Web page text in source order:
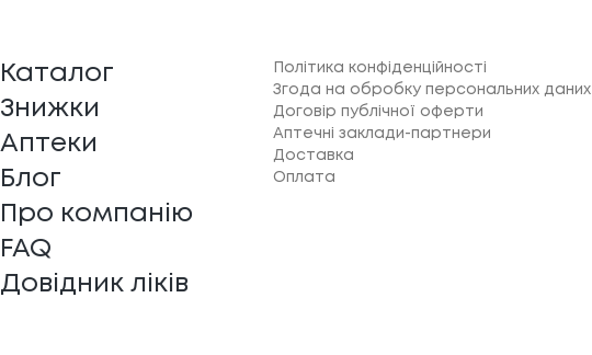
Каталог
Знижки
Аптеки
Блог
Про компанію
FAQ
Довідник ліків
Політика конфіденційності
Згода на обробку персональних даних
Договір публічної оферти
Аптечні заклади-партнери
Доставка
Оплата